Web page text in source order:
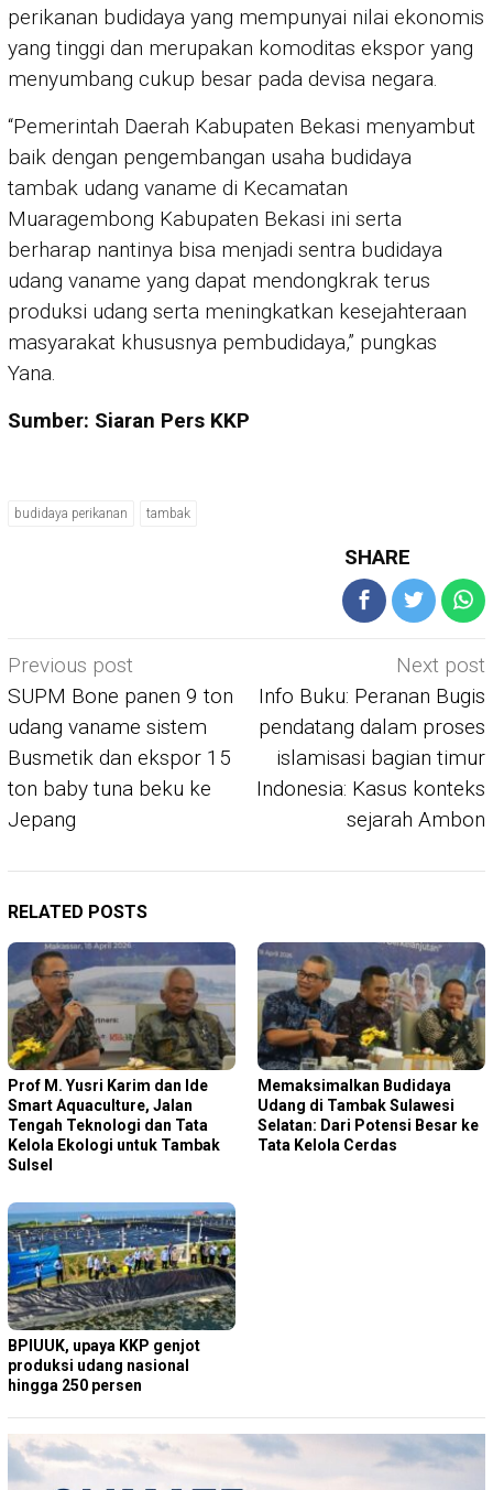
perikanan budidaya yang mempunyai nilai ekonomis
yang tinggi dan merupakan komoditas ekspor yang
menyumbang cukup besar pada devisa negara.
“Pemerintah Daerah Kabupaten Bekasi menyambut
baik dengan pengembangan usaha budidaya
tambak udang vaname di Kecamatan
Muaragembong Kabupaten Bekasi ini serta
berharap nantinya bisa menjadi sentra budidaya
udang vaname yang dapat mendongkrak terus
produksi udang serta meningkatkan kesejahteraan
masyarakat khususnya pembudidaya,” pungkas
Yana.
Sumber: Siaran Pers KKP
budidaya perikanan tambak
SHARE
Post
navigation
Previous post
SUPM Bone panen 9 ton
udang vaname sistem
Busmetik dan ekspor 15
ton baby tuna beku ke
Jepang
Next post
Info Buku: Peranan Bugis
pendatang dalam proses
islamisasi bagian timur
Indonesia: Kasus konteks
sejarah Ambon
RELATED POSTS
Prof M. Yusri Karim dan Ide
Smart Aquaculture, Jalan
Tengah Teknologi dan Tata
Kelola Ekologi untuk Tambak
Sulsel
Memaksimalkan Budidaya
Udang di Tambak Sulawesi
Selatan: Dari Potensi Besar ke
Tata Kelola Cerdas
BPIUUK, upaya KKP genjot
produksi udang nasional
hingga 250 persen